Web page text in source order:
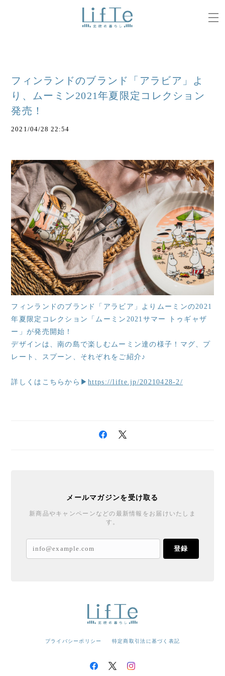
フィンランドのブランド「アラビア」よ
り、ムーミン2021年夏限定コレクション
発売！
2021/04/28 22:54
フィンランドのブランド「アラビア」よりムーミンの2021
年夏限定コレクション「ムーミン2021サマー トゥギャザ
ー」が発売開始！
デザインは、南の島で楽しむムーミン達の様子！マグ、プ
レート、スプーン、それぞれをご紹介♪
詳しくはこちらから▶https://lifte.jp/20210428-2/
メールマガジンを受け取る
新商品やキャンペーンなどの最新情報をお届けいたしま
す。
登録
プライバシーポリシー 特定商取引法に基づく表記